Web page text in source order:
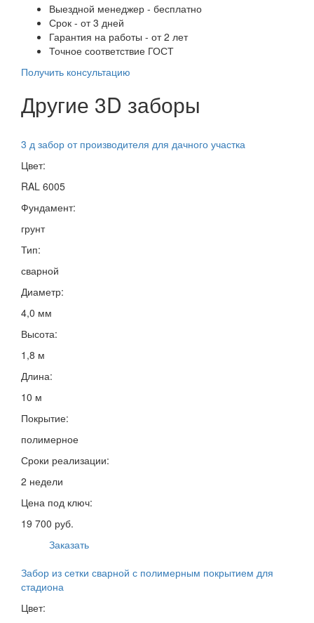
Выездной менеджер - бесплатно
Срок - от 3 дней
Гарантия на работы - от 2 лет
Точное соответствие ГОСТ
Получить консультацию
Другие 3D заборы
3 д забор от производителя для дачного участка
Цвет:
RAL 6005
Фундамент:
грунт
Тип:
сварной
Диаметр:
4,0 мм
Высота:
1,8 м
Длина:
10 м
Покрытие:
полимерное
Сроки реализации:
2 недели
Цена под ключ:
19 700 руб.
Заказать
Забор из сетки сварной с полимерным покрытием для
стадиона
Цвет: